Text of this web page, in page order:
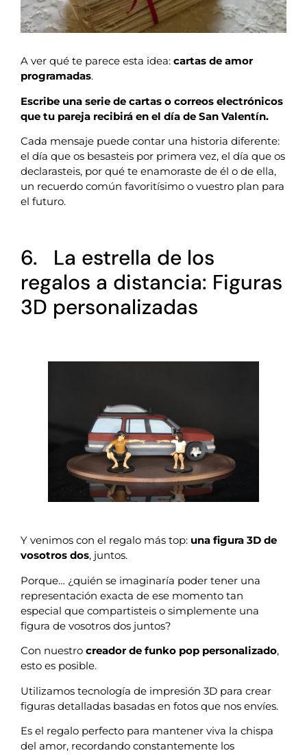
A ver qué te parece esta idea: cartas de amor
programadas.
Escribe una serie de cartas o correos electrónicos
que tu pareja recibirá en el día de San Valentín.
Cada mensaje puede contar una historia diferente:
el día que os besasteis por primera vez, el día que os
declarasteis, por qué te enamoraste de él o de ella,
un recuerdo común favoritísimo o vuestro plan para
el futuro.
6. La estrella de los
regalos a distancia: Figuras
3D personalizadas
Y venimos con el regalo más top: una figura 3D de
vosotros dos, juntos.
Porque… ¿quién se imaginaría poder tener una
representación exacta de ese momento tan
especial que compartisteis o simplemente una
figura de vosotros dos juntos?
Con nuestro creador de funko pop personalizado,
esto es posible.
Utilizamos tecnología de impresión 3D para crear
figuras detalladas basadas en fotos que nos envíes.
Es el regalo perfecto para mantener viva la chispa
del amor, recordando constantemente los